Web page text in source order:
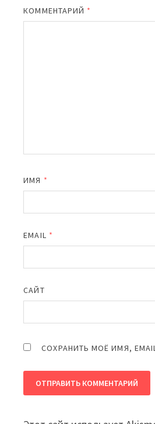
КОММЕНТАРИЙ *
ИМЯ *
EMAIL *
САЙТ
СОХРАНИТЬ МОЁ ИМЯ,